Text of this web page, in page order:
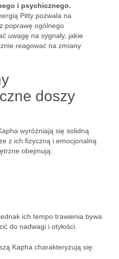
i psychicznego.
Pitty pozwala na
poprawę ogólnego
uwagę na sygnały, jakie
reagować na zmiany
doszy
wyróżniają się solidną
z ich fizyczną i emocjonalną
obejmują:
ich tempo trawienia bywa
do nadwagi i otyłości.
Kapha charakteryzują się: